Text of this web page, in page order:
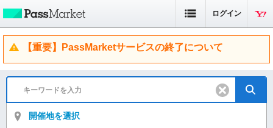
ログイン
【重要】PassMarketサービスの終了について
開催地を選択